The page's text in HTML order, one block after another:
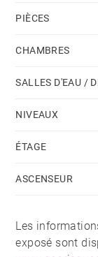
PIÈCES
CHAMBRES
SALLES D'EAU /
NIVEAUX
ÉTAGE
ASCENSEUR
Les
exposé sont